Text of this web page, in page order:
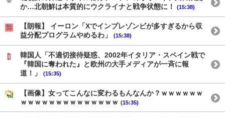
か…北朝鮮は本質的にウクライナと戦争状態に！
(15:38)
【朗報】 イーロン「Xでインプレゾンビが多すぎるから収
益分配プログラムやめるわ」
(15:38)
韓国人「不適切接待疑惑、2002年イタリア・スペイン戦で
『韓国に奪われた』と欧州の大手メディアが一斉に報
道！」
(15:35)
【画像】女ってこんなに変わるもんなんか？ｗｗｗｗｗｗ
ｗｗｗｗｗｗｗｗｗｗｗｗｗｗ (15:35)